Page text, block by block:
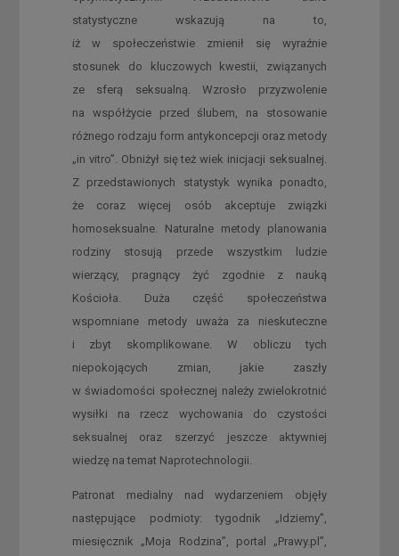
statystyczne wskazują na to,
iż w społeczeństwie zmienił się wyraźnie
stosunek do kluczowych kwestii, związanych
ze sferą seksualną. Wzrosło przyzwolenie
na współżycie przed ślubem, na stosowanie
różnego rodzaju form antykoncepcji oraz metody
„in vitro”. Obniżył się też wiek inicjacji seksualnej.
Z przedstawionych statystyk wynika ponadto,
że coraz więcej osób akceptuje związki
homoseksualne. Naturalne metody planowania
rodziny stosują przede wszystkim ludzie
wierzący, pragnący żyć zgodnie z nauką
Kościoła. Duża część społeczeństwa
wspomniane metody uważa za nieskuteczne
i zbyt skomplikowane. W obliczu tych
niepokojących zmian, jakie zaszły
w świadomości społecznej należy zwielokrotnić
wysiłki na rzecz wychowania do czystości
seksualnej oraz szerzyć jeszcze aktywniej
wiedzę na temat Naprotechnologii.
Patronat medialny nad wydarzeniem objęły
następujące podmioty: tygodnik „Idziemy”,
miesięcznik „Moja Rodzina”, portal „Prawy.pl”,